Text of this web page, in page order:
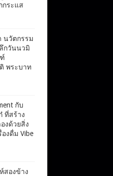
กระแส
นวัตกรรม
กวันนวมิ
พระบาท
กับ
ที่สร้าง
งด้วยสิ่ง
งดื่ม Vibe
สองข้าง